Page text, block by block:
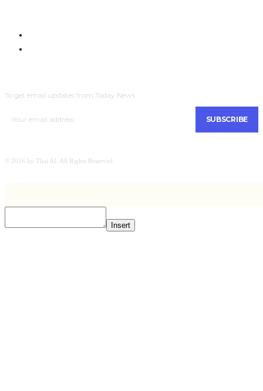
To get email updates from Today News.
SUBSCRIBE
© 2026 by Thai AI. All Rights Reserved.
Insert